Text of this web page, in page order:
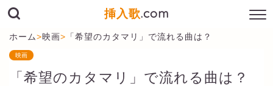
挿入歌.com
ホーム>映画> 「希望のカタマリ」で流れる曲は？
映画
「希望のカタマリ」で流れる曲は？